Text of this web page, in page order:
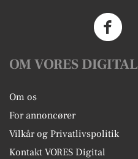
OM VORES DIGITAL
Om os
For annoncører
Vilkår og Privatlivspolitik
Kontakt VORES Digital